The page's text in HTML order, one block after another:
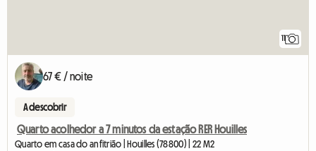
11
67 € / noite
A descobrir
Quarto acolhedor a 7 minutos da estação RER Houilles
Quarto em casa do anfitrião | Houilles (78800) | 22 M2